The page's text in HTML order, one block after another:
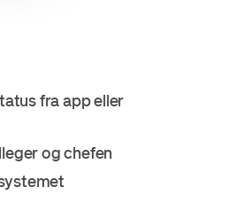
fra app eller
og chefen